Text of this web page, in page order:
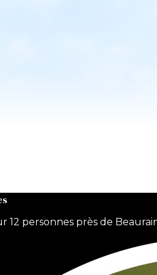
12 personnes près de